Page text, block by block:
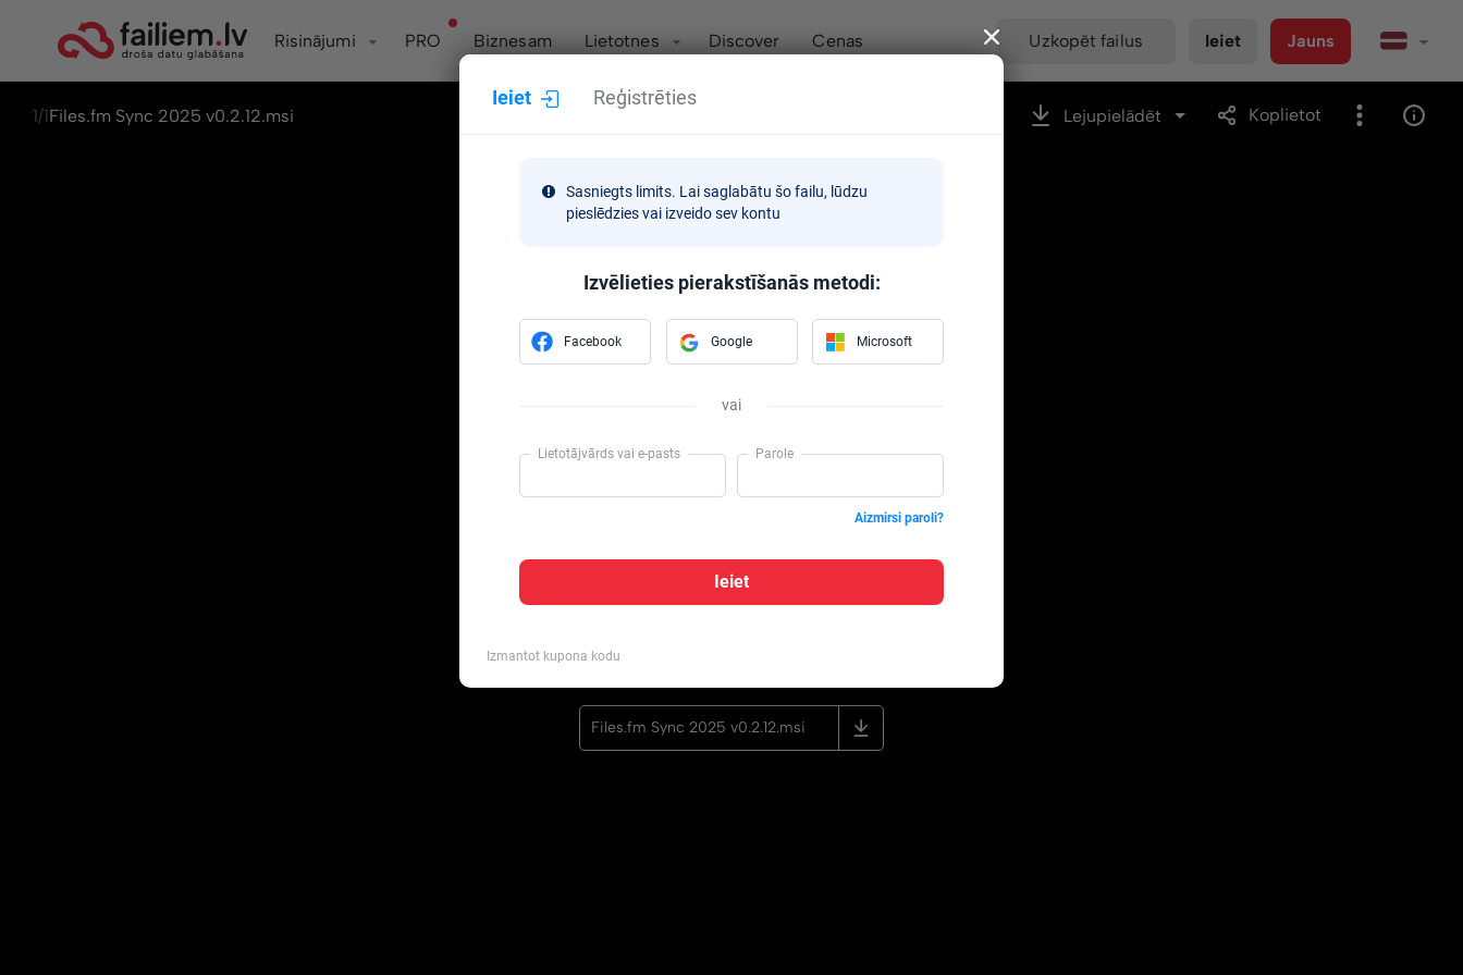
Risinājumi PRO Biznesam Lietotnes Discover Cenas Uzkopēt failus Ieiet Jauns
Ieiet Reģistrēties
Sasniegts limits. Lai saglabātu šo failu, lūdzu
pieslēdzies vai izveido sev kontu
Izvēlieties pierakstīšanās metodi:
Facebook Google Microsoft
vai
Lietotājvārds vai e-pasts Parole
Aizmirsi paroli?
Ieiet
Izmantot kupona kodu
1/1Files.fm Sync 2025 v0.2.12.msi Lejupielādēt Koplietot
Files.fm Sync 2025 v0.2.12.msi